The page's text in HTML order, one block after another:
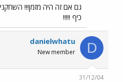
גם אם זה היה מזמן!!!
כיף !!!!!
D
danielwhatu
New member
31/12/04